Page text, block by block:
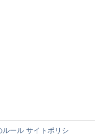
ール サイトポリシ